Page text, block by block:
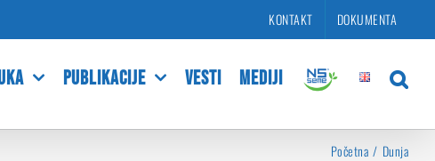
KONTAKT DOKUMENTA
PUBLIKACIJE VESTI MEDIJI
Početna Dunja